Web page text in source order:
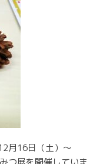
月16日（土）～